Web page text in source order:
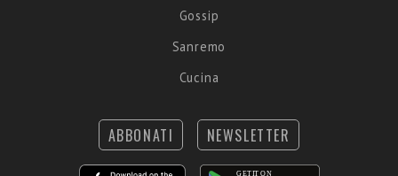
Gossip
Sanremo
Cucina
ABBONATI NEWSLETTER